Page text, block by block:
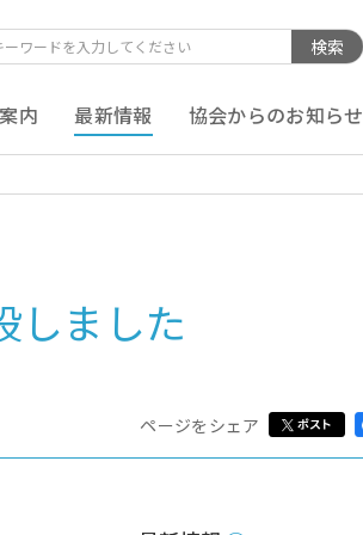
内 最新情報 協会からのお知らせ
検索
しました
ページをシェア